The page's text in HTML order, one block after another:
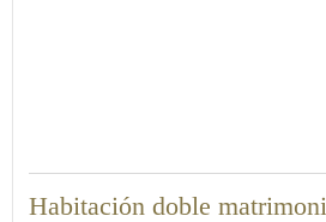
Habitación doble